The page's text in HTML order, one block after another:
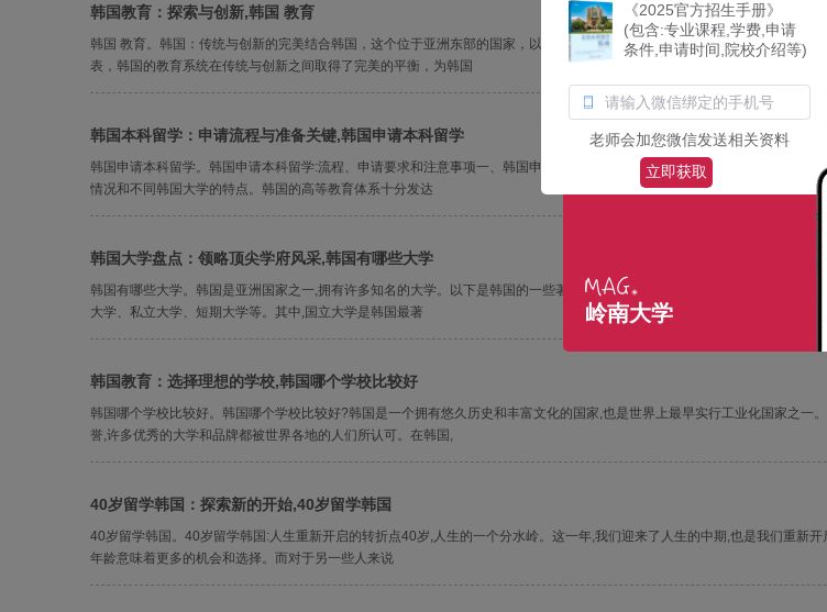
韩国教育：探索与创新,韩国 教育
韩国 教育。韩国：传统与创新的完美结合韩国，这个位于亚洲东部的国家，以其独特的地理位置、悠久的历史和丰富的文化而
表，韩国的教育系统在传统与创新之间取得了完美的平衡，为韩国
韩国本科留学：申请流程与准备关键,韩国申请本科留学
韩国申请本科留学。韩国申请本科留学:流程、申请要求和注意事项一、韩国申请本科留学流程1. 了解韩国大学在开始申请本科
情况和不同韩国大学的特点。韩国的高等教育体系十分发达
韩国大学盘点：领略顶尖学府风采,韩国有哪些大学
韩国有哪些大学。韩国是亚洲国家之一,拥有许多知名的大学。以下是韩国的一些著名大学及其特点。1. 韩国大学介绍韩国大学
大学、私立大学、短期大学等。其中,国立大学是韩国最著
韩国教育：选择理想的学校,韩国哪个学校比较好
韩国哪个学校比较好。韩国哪个学校比较好?韩国是一个拥有悠久历史和丰富文化的国家,也是世界上最早实行工业化国家之一
誉,许多优秀的大学和品牌都被世界各地的人们所认可。在韩国,
40岁留学韩国：探索新的开始,40岁留学韩国
40岁留学韩国。40岁留学韩国:人生重新开启的转折点40岁,人生的一个分水岭。这一年,我们迎来了人生的中期,也是我们重新
年龄意味着更多的机会和选择。而对于另一些人来说
《2025官方招生手册》
(包含:专业课程,学费,申请
条件,申请时间,院校介绍等)
老师会加您微信发送相关资料
立即获取
岭南大学